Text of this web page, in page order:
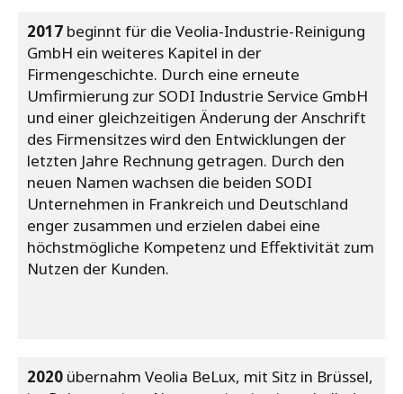
2017 beginnt für die Veolia-Industrie-Reinigung
GmbH ein weiteres Kapitel in der
Firmengeschichte. Durch eine erneute
Umfirmierung zur SODI Industrie Service GmbH
und einer gleichzeitigen Änderung der Anschrift
des Firmensitzes wird den Entwicklungen der
letzten Jahre Rechnung getragen. Durch den
neuen Namen wachsen die beiden SODI
Unternehmen in Frankreich und Deutschland
enger zusammen und erzielen dabei eine
höchstmögliche Kompetenz und Effektivität zum
Nutzen der Kunden.
2020 übernahm Veolia BeLux, mit Sitz in Brüssel,